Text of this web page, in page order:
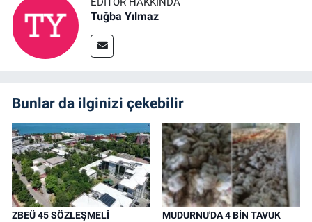
Tuğba Yılmaz
Bunlar da ilginizi çekebilir
ZBEÜ 45 SÖZLEŞMELİ
MUDURNU'DA 4 BİN TAVUK